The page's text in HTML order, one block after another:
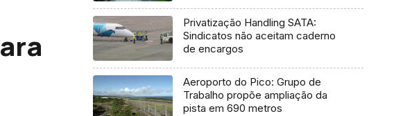
Privatização Handling SATA:
Sindicatos não aceitam caderno
de encargos
Aeroporto do Pico: Grupo de
Trabalho propõe ampliação da
pista em 690 metros